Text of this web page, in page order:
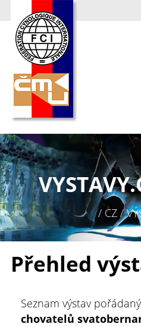
VYSTAVY.
/ CZ /
Přehled
Seznam výstav
chovatelů